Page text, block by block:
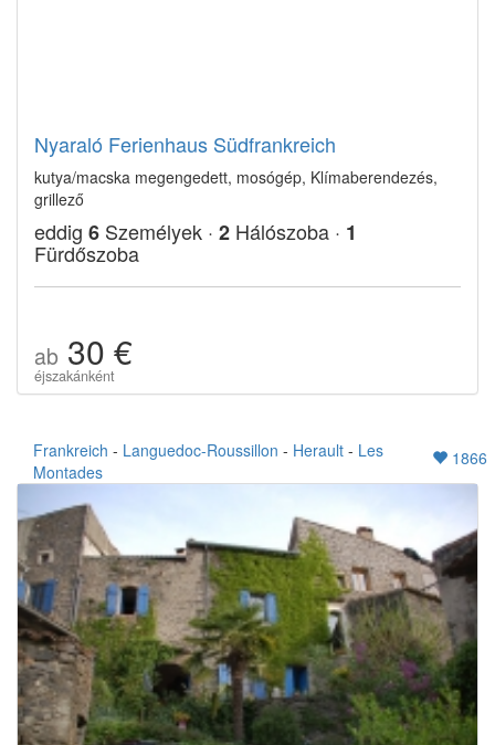
Nyaraló Ferienhaus Südfrankreich
kutya/macska megengedett, mosógép, Klímaberendezés,
grillező
eddig 6 Személyek · 2 Hálószoba · 1
Fürdőszoba
ab 30 €
éjszakánként
Frankreich - Languedoc-Roussillon - Herault - Les
Montades
1866